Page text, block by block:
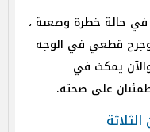
حالة خطرة وصعبة ،
قطعي في الوجه
يمكث في
على صحته.